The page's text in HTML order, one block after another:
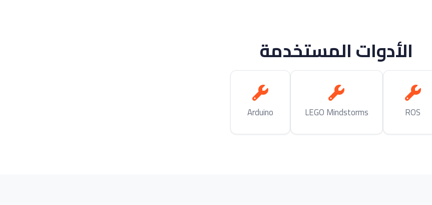
الأدوات المستخدمة
Arduino LEGO Mindstorms ROS